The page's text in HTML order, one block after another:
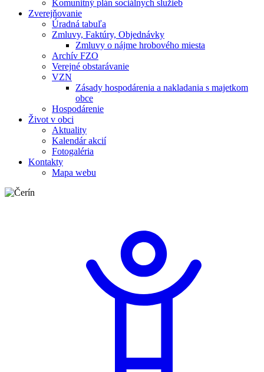
Komunitný plán sociálnych služieb
Zverejňovanie
Úradná tabuľa
Zmluvy, Faktúry, Objednávky
Zmluvy o nájme hrobového miesta
Archív FZO
Verejné obstarávanie
VZN
Zásady hospodárenia a nakladania s majetkom
obce
Hospodárenie
Život v obci
Aktuality
Kalendár akcií
Fotogaléria
Kontakty
Mapa webu